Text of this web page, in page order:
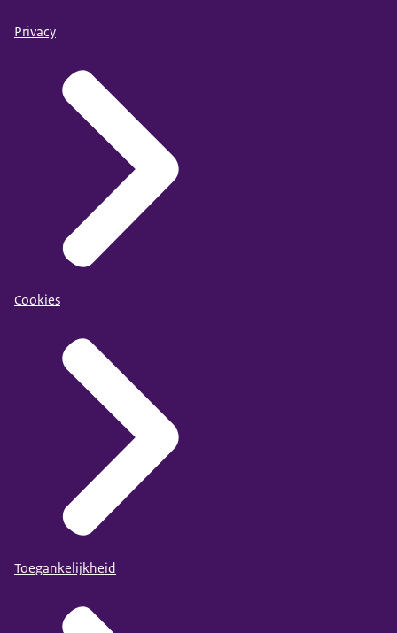
Privacy
Cookies
Toegankelijkheid